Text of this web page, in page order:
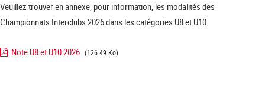
Veuillez trouver en annexe, pour information, les modalités des
Championnats Interclubs 2026 dans les catégories U8 et U10.
Note U8 et U10 2026 (126.49 Ko)